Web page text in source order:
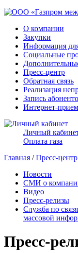
О компании
Закупки
Информация
Социальные
Пресс-центр
Обратная связь
Реализация
Запись
Интернет-
Личный
Оплата газа
Главная /Пресс-центр
Новости
СМИ о
Видео
Пресс-релизы
Служба по
массовой
Пресс-